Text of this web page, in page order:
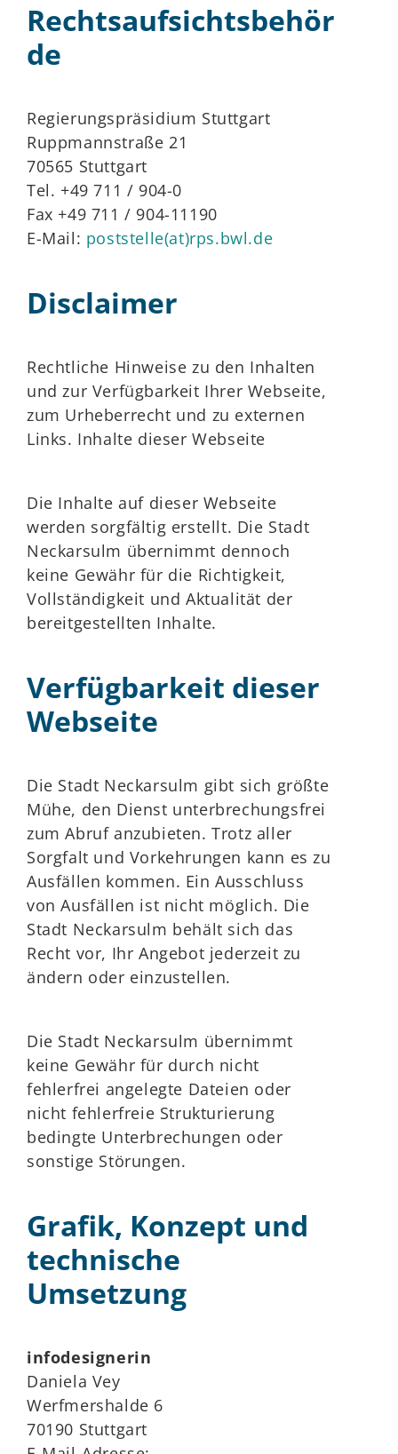
Rechtsaufsichtsbehör
de
Regierungspräsidium Stuttgart
Ruppmannstraße 21
70565 Stuttgart
Tel. +49 711 / 904-0
Fax +49 711 / 904-11190
E-Mail: poststelle(at)rps.bwl.de
Disclaimer
Rechtliche Hinweise zu den Inhalten
und zur Verfügbarkeit Ihrer Webseite,
zum Urheberrecht und zu externen
Links. Inhalte dieser Webseite
Die Inhalte auf dieser Webseite
werden sorgfältig erstellt. Die Stadt
Neckarsulm übernimmt dennoch
keine Gewähr für die Richtigkeit,
Vollständigkeit und Aktualität der
bereitgestellten Inhalte.
Verfügbarkeit dieser
Webseite
Die Stadt Neckarsulm gibt sich größte
Mühe, den Dienst unterbrechungsfrei
zum Abruf anzubieten. Trotz aller
Sorgfalt und Vorkehrungen kann es zu
Ausfällen kommen. Ein Ausschluss
von Ausfällen ist nicht möglich. Die
Stadt Neckarsulm behält sich das
Recht vor, Ihr Angebot jederzeit zu
ändern oder einzustellen.
Die Stadt Neckarsulm übernimmt
keine Gewähr für durch nicht
fehlerfrei angelegte Dateien oder
nicht fehlerfreie Strukturierung
bedingte Unterbrechungen oder
sonstige Störungen.
Grafik, Konzept und
technische
Umsetzung
infodesignerin
Daniela Vey
Werfmershalde 6
70190 Stuttgart